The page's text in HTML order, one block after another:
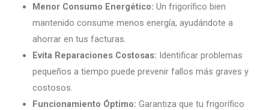
Menor Consumo Energético: Un frigorífico bien
mantenido consume menos energía, ayudándote a
ahorrar en tus facturas.
Evita Reparaciones Costosas: Identificar problemas
pequeños a tiempo puede prevenir fallos más graves y
costosos.
Funcionamiento Óptimo: Garantiza que tu frigorífico